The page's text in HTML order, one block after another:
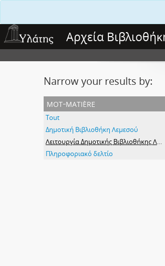
Αρχεία
Narrow your results by:
mot-matière
Tout
Δημοτική Βιβλιοθήκη Λεμεσού
Λειτουργία Δημοτικής Βιβλιοθήκης Λεμεσού
Πληροφοριακό δελτίο